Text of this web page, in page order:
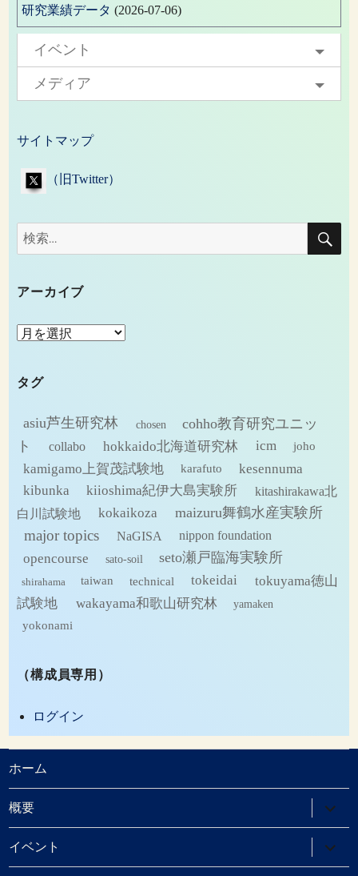
研究業績データ (2026-07-06)
イベント
メディア
サイトマップ
（旧Twitter）
検
索:
検
アーカイブ
ア
カ
ブ
タグ
asiu芦生研究林 chosen
cohho教育研究ユニッ
ト
collabo hokkaido北海道研究林 icm joho
kamigamo上賀茂試験地 karafuto
kesennuma
kibunka
kiioshima紀伊大島実験所
kitashirakawa北
白川試験地
kokaikoza maizuru舞鶴水産実験所
major topics NaGISA nippon foundation
opencourse sato-soil seto瀬戸臨海実験所
shirahama taiwan technical tokeidai
tokuyama徳山
試験地
wakayama和歌山研究林
yamaken
yokonami
（構成員専用）
ログイン
ホーム
概要
ブ
メ
ニ
ュ
ー
イベント
ブ
メ